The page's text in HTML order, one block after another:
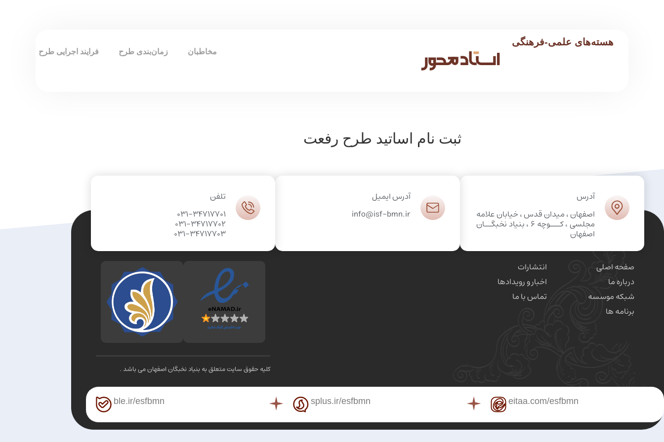
هسته‌های علمی-فرهنگی
مخاطبان زمان‌بندی طرح فرایند اجرایی طرح
ثبت نام اساتید طرح رفعت
آدرس
اصفهان ، میدان قدس ، خیابان علامه
مجلسی ، کـــوچه 6 ، بنیاد نخبگــان
اصفهان
آدرس ایمیل
info@isf-bmn.ir
تلفن
031-34717701
031-34717702
031-34717703
صفحه اصلی
درباره ما
شبکه موسسه
برنامه ها
انتشارات
اخبار و رویدادها
تماس با ما
کلیه حقوق سایت متعلق به بنیاد نخبگان اصفهان می باشد .
eitaa.com/esfbmn
splus.ir/esfbmn
ble.ir/esfbmn